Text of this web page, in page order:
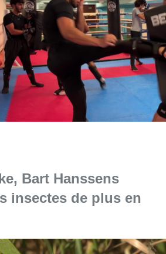
Bart Hanssens
insectes de plus en